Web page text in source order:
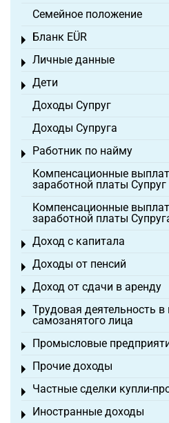
Семейное положение
Бланк EÜR
Toggle menu
Личные данные
Toggle menu
Дети
Toggle menu
Доходы Супруг
Доходы Супруга
Работник по найму
Toggle menu
Компенсационные
заработной платы Супруг
Компенсационные
заработной платы
Доход с капитала
Toggle menu
Доходы от пенсий
Toggle menu
Доход от сдачи в аренду
Toggle menu
Трудовая деятельность в
самозанятого лица
Toggle menu
Промысловые
Toggle menu
Прочие доходы
Toggle menu
Частные сделки купли-
Toggle menu
Иностранные доходы
Toggle menu